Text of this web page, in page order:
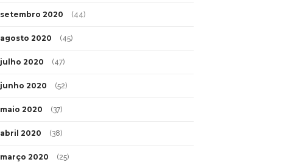
setembro 2020 (44)
agosto 2020 (45)
julho 2020 (47)
junho 2020 (52)
maio 2020 (37)
abril 2020 (38)
março 2020 (25)